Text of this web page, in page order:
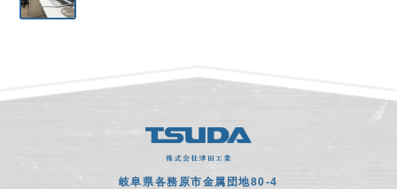
岐阜県各務原市金属団地80-4